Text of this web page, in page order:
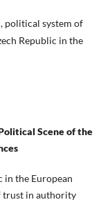
political system of
Republic in the
Scene of the
in the European
trust in authority